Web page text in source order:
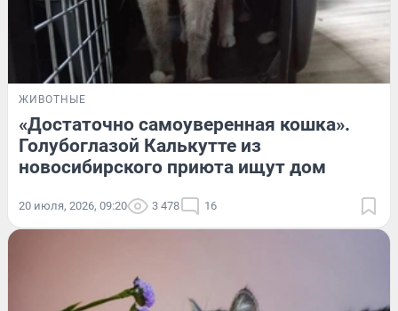
ЖИВОТНЫЕ
«Достаточно самоуверенная кошка».
Голубоглазой Калькутте из
новосибирского приюта ищут дом
20 июля, 2026, 09:20 3 478 16